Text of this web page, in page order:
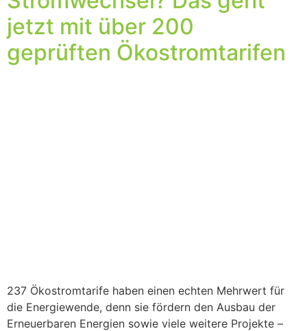
jetzt mit über 200
geprüften Ökostromtarifen
237 Ökostromtarife haben einen echten Mehrwert für
die Energiewende, denn sie fördern den Ausbau der
Erneuerbaren Energien sowie viele weitere Projekte –